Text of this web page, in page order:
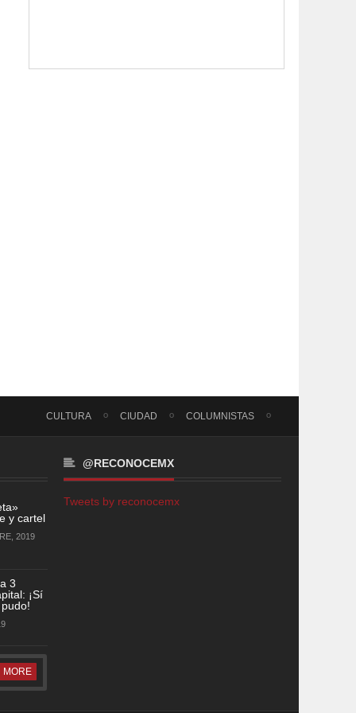
CULTURA CIUDAD COLUMNISTAS
y cartel
2019
3
¡Sí
MORE
@RECONOCEMX
Tweets by reconocemx